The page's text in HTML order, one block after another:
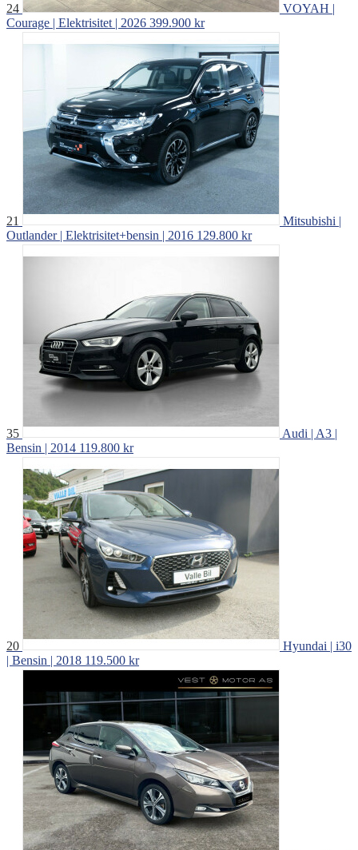
24
VOYAH |
Courage | Elektrisitet | 2026 399.900 kr
21
Mitsubishi |
Outlander | Elektrisitet+bensin | 2016 129.800 kr
35
Audi | A3 |
Bensin | 2014 119.800 kr
20
Hyundai | i30
| Bensin | 2018 119.500 kr